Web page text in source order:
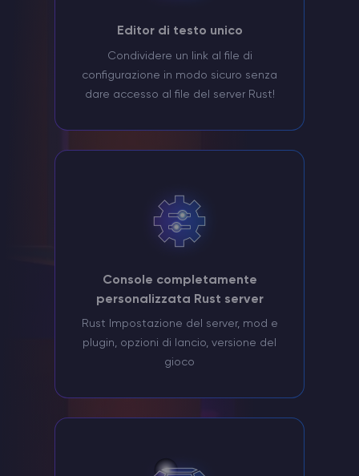
Editor di testo unico
Condividere un link al file di
configurazione in modo sicuro senza
dare accesso al file del server Rust!
Console completamente
personalizzata Rust server
Rust Impostazione del server, mod e
plugin, opzioni di lancio, versione del
gioco